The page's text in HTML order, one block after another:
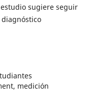
sugiere seguir
medición